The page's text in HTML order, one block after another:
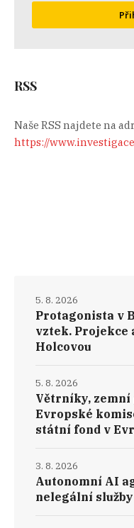
RSS
Naše RSS najdete na
https://
Protagonista v
vztek. Projekce
Holcovou
5. 8. 2026
Větrníky, zemní
Evropské
státní fond v
5. 8. 2026
Autonomní AI
nelegální
3. 8. 2026